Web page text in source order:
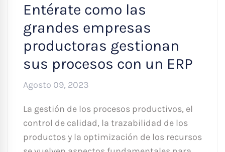
Entérate como las
grandes empresas
productoras gestionan
sus procesos con un ERP
Agosto 09, 2023
La gestión de los procesos productivos, el
control de calidad, la trazabilidad de los
productos y la optimización de los recursos